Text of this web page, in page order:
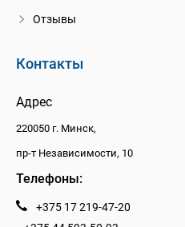
Отзывы
Контакты
Адрес
220050 г. Минск,
пр-т Независимости, 10
Телефоны:
+375 17 219-47-20